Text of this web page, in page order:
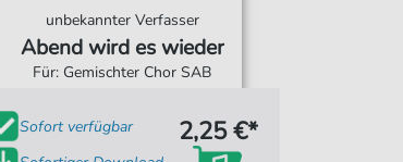
unbekannter Verfasser
Abend wird es wieder
Für: Gemischter Chor SAB
Sofort verfügbar
2,25 €*